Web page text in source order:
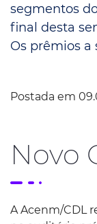
segmentos
final desta
Os prêmios a
Postada em
Novo
A Acenm/CDL